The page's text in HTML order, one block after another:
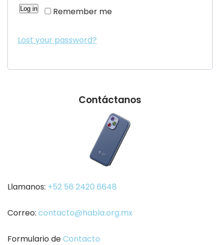
Remember me
Log in
Lost your password?
Contáctanos
Llamanos: +52 56 2420 6648
Correo: contacto@habla.org.mx
Formulario deContacto